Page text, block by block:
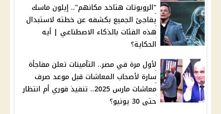
"الروبوتات هتاخد مكانهم".. إيلون ماسك
يفاجئ الجميع بكشفه عن خطته لاستبدال
هذه الفئات بالذكاء الاصطناعي | أيه
الحكاية؟
لأول مرة في مصر.. التأمينات تعلن مفاجأة
سارة لأصحاب المعاشات قبل موعد صرف
معاشات مارس 2025.. تنفيذ فوري أم انتظار
حتى 30 يونيو؟